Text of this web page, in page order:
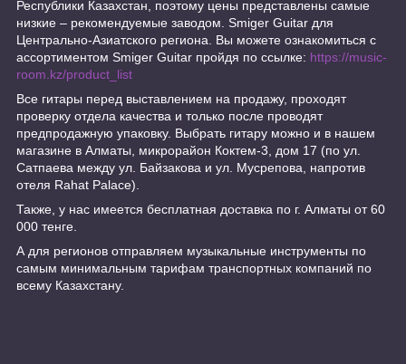
Республики Казахстан, поэтому цены представлены самые
низкие – рекомендуемые заводом. Smiger Guitar для
Центрально-Азиатского региона. Вы можете ознакомиться с
ассортиментом Smiger Guitar пройдя по ссылке: https://music-
room.kz/product_list
Все гитары перед выставлением на продажу, проходят
проверку отдела качества и только после проводят
предпродажную упаковку. Выбрать гитару можно и в нашем
магазине в Алматы, микрорайон Коктем-3, дом 17 (по ул.
Сатпаева между ул. Байзакова и ул. Мусрепова, напротив
отеля Rahat Palace).
Также, у нас имеется бесплатная доставка по г. Алматы от 60
000 тенге.
А для регионов отправляем музыкальные инструменты по
самым минимальным тарифам транспортных компаний по
всему Казахстану.